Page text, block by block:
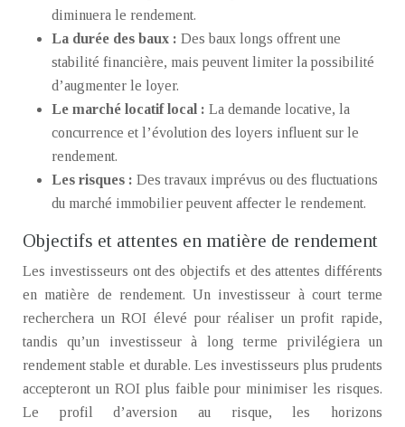
diminuera le rendement.
La durée des baux : Des baux longs offrent une
stabilité financière, mais peuvent limiter la possibilité
d’augmenter le loyer.
Le marché locatif local : La demande locative, la
concurrence et l’évolution des loyers influent sur le
rendement.
Les risques : Des travaux imprévus ou des fluctuations
du marché immobilier peuvent affecter le rendement.
Objectifs et attentes en matière de rendement
Les investisseurs ont des objectifs et des attentes différents
en matière de rendement. Un investisseur à court terme
recherchera un ROI élevé pour réaliser un profit rapide,
tandis qu’un investisseur à long terme privilégiera un
rendement stable et durable. Les investisseurs plus prudents
accepteront un ROI plus faible pour minimiser les risques.
Le profil d’aversion au risque, les horizons